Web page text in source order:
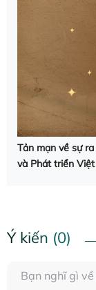
Tản mạn về sự
và Phát triển Việt
Ý kiến (0)